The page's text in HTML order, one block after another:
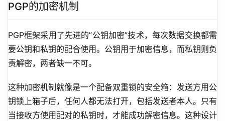
PGP的加密机制
PGP框架采用了先进的”公钥加密”技术，每次数据交换都需
要公钥和私钥的配合使用。公钥用于加密信息，而私钥则负
责解密，两者缺一不可。
这种加密机制就像是一个配备双重锁的安全箱：发送方用公
钥锁上箱子后，任何人都无法打开，包括发送者本人。只有
当接收方使用配对的私钥时，才能成功解密信息。这种设计